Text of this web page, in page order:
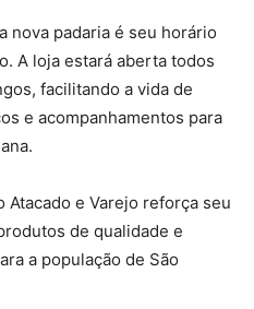
nova padaria é seu horário
A loja estará aberta todos
facilitando a vida de
e acompanhamentos para
Atacado e Varejo reforça seu
de qualidade e
a população de São